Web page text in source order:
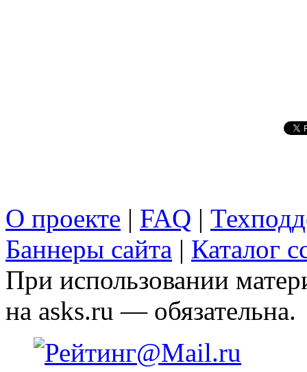
О проекте | FAQ |
Баннеры сайта | Каталог
При использовании
на asks.ru — обязательна.